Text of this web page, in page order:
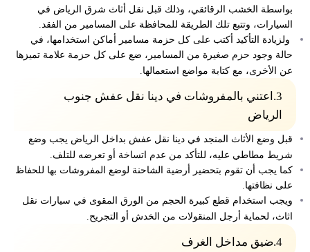
بواسطة الخشب الرقائقي، وذلك قبل نقل أثاث شرق الرياض في
السيارات، وتتبع تلك الطريقة للمحافظة على المسامير من الفقد.
ولزيادة التأكيد أكتب على كل حزمة مسامير أماكن استخدامها، في
حالة وجود حزم صغيرة من المسامير، ضع على كل حزمة علامة تميزها
عن الأخرى، مع كتابة مواضع استعمالها.
3.اعتني بالمفروشات في دينا نقل عفش جنوب
الرياض
قبل وضع الأثاث المنجد في دينا نقل عفش بداخل الرياض يجب وضع
شريط مطاطي عليه، للتأكد من عدم اتساخة أو تعرضه للتلف.
كما يجب أن تقوم بتحضير أرضية الشاحنة لوضع المفروشات بها للحفاظ
على نظافتها.
ويجب استخدام قطع كبيرة الحجم من الورق المقوى في سيارات نقل
اثاث، لحماية أرجل المنقولات من الخدش أو التجريح.
4.ضيق مداخل الغرف